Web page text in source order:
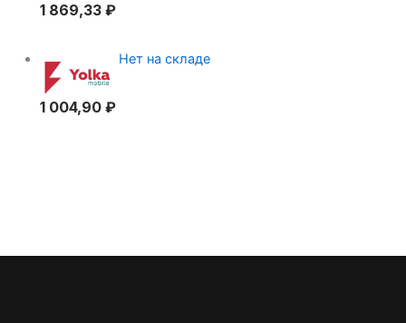
1 869,33 ₽
Нет на складе
1 004,90 ₽